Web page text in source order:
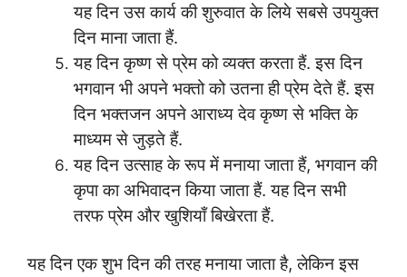
यह दिन उस कार्य की शुरुवात के लिये सबसे उपयुक्त
दिन माना जाता हैं.
यह दिन कृष्ण से प्रेम को व्यक्त करता हैं. इस दिन
भगवान भी अपने भक्तो को उतना ही प्रेम देते हैं. इस
दिन भक्तजन अपने आराध्य देव कृष्ण से भक्ति के
माध्यम से जुड़ते हैं.
यह दिन उत्साह के रूप में मनाया जाता हैं, भगवान की
कृपा का अभिवादन किया जाता हैं. यह दिन सभी
तरफ प्रेम और खुशियाँ बिखेरता हैं.
यह दिन एक शुभ दिन की तरह मनाया जाता है, लेकिन इस